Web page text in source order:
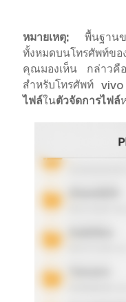
หมายเหตุ: พื้นฐานข
ทั้งหมดบนโทรศัพท์ข
คุณมองเห็น กล่าว
สำหรับโทรศัพท์
ไฟล์ในตัวจัดการไฟล์